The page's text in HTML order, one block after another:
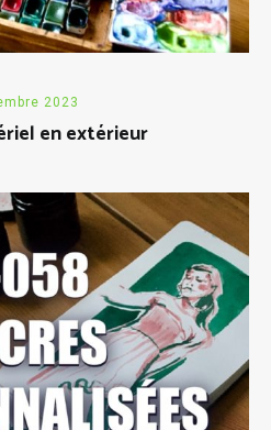
2023
en extérieur